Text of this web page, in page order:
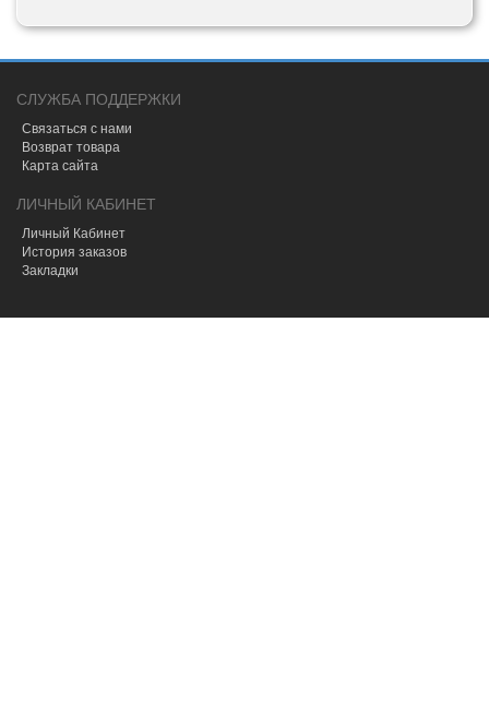
СЛУЖБА ПОДДЕРЖКИ
Связаться с нами
Возврат товара
Карта сайта
ЛИЧНЫЙ КАБИНЕТ
Личный Кабинет
История заказов
Закладки